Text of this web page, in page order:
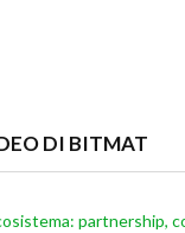
DI BITMAT
partnership,